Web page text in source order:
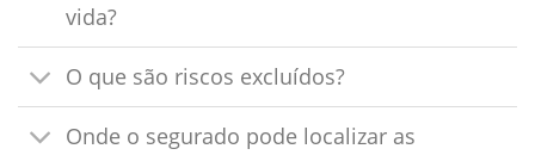
vida?
O que são riscos excluídos?
Onde o segurado pode localizar as